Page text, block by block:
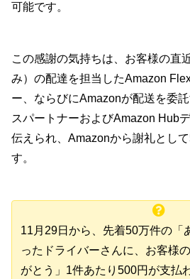
可能です。
この感謝の気持ちは、お客様の直
み）の配達を担当したAmazon
ー、ならびにAmazonが配送を委
スパートナーおよびAmazon Hub
伝えられ、Amazonから謝礼とし
す。
11月29日から、先着50万件の「
ったドライバーさんに、お客様
がとう」1件あたり500円が支払